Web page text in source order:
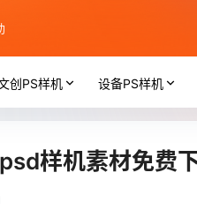
创PS样机 设备PS样机
样机素材免费